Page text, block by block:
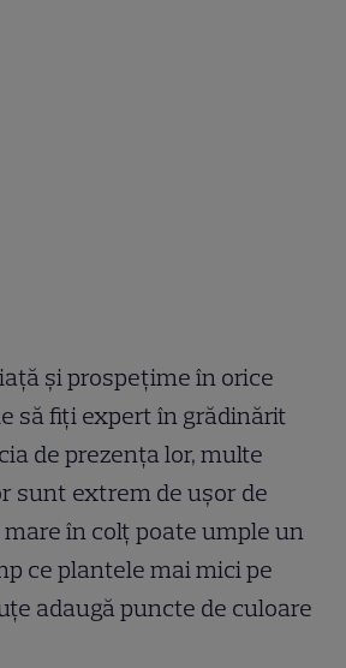
și prospețime în orice
să fiți expert în grădinărit
de prezența lor, multe
sunt extrem de ușor de
în colț poate umple un
ce plantele mai mici pe
adaugă puncte de culoare